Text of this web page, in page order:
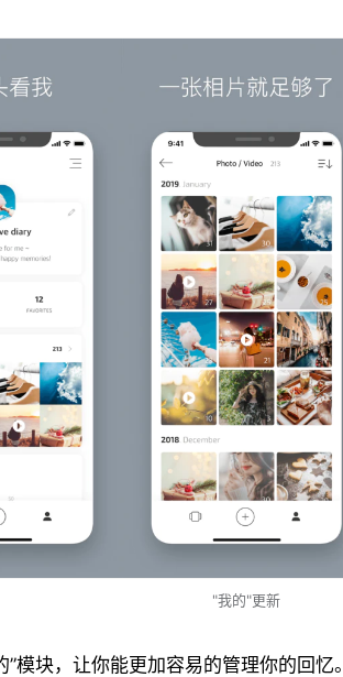
"我的"更新
”模块，让你能更加容易的管理你的回忆。